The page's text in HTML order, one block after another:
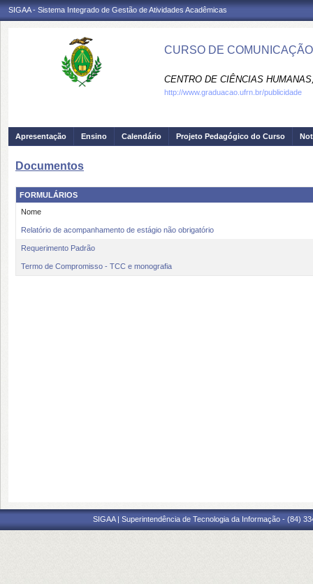
SIGAA - Sistema Integrado de Gestão de Atividades Acadêmicas
CURSO DE
CENTRO DE CIÊNCIAS
http://www.graduacao.ufrn.br/publicidade
Apresentação Ensino Calendário Projeto Pedagógico do Curso
Documentos
FORMULÁRIOS
Nome
Relatório de acompanhamento de estágio não obrigatório
Requerimento Padrão
Termo de Compromisso - TCC e monografia
SIGAA | Superintendência de Tecnologia da Informação - (84)